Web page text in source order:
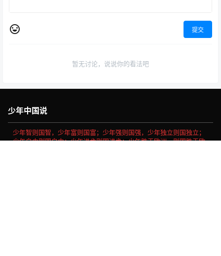
提交
暂无讨论，说说你的看法吧
少年中国说
少年智则国智，少年富则国富；少年强则国强，少年独立则国独立；
少年自由则国自由；少年进步则国进步；少年胜于欧洲，则国胜于欧